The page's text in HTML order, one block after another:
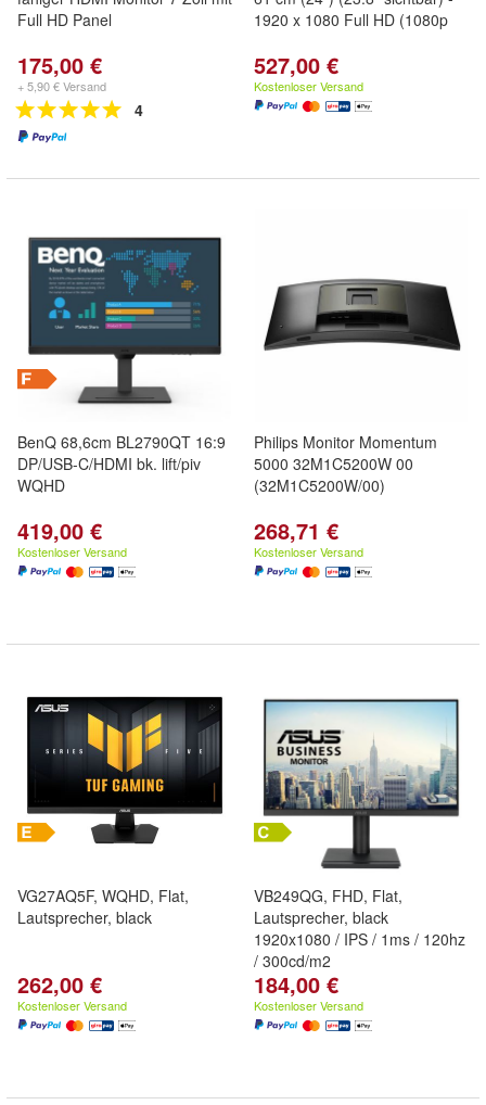
Full HD Panel
175,00 €
+ 5,90 € Versand
4
1920 x 1080 Full HD (1080p
527,00 €
Kostenloser Versand
BenQ 68,6cm BL2790QT 16:9
DP/USB-C/HDMI bk. lift/piv
WQHD
419,00 €
Kostenloser Versand
Philips Monitor Momentum
5000 32M1C5200W 00
(32M1C5200W/00)
268,71 €
Kostenloser Versand
VG27AQ5F, WQHD, Flat,
Lautsprecher, black
262,00 €
Kostenloser Versand
VB249QG, FHD, Flat,
Lautsprecher, black
1920x1080 / IPS / 1ms / 120hz
/ 300cd/m2
184,00 €
Kostenloser Versand